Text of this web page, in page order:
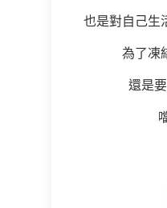
也是對自己生
為了凍
還是